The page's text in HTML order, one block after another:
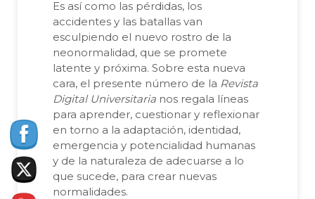
Es así como las pérdidas, los
accidentes y las batallas van
esculpiendo el nuevo rostro de la
neonormalidad, que se promete
latente y próxima. Sobre esta nueva
cara, el presente número de la Revista
Digital Universitaria nos regala líneas
para aprender, cuestionar y reflexionar
en torno a la adaptación, identidad,
emergencia y potencialidad humanas
y de la naturaleza de adecuarse a lo
que sucede, para crear nuevas
normalidades.